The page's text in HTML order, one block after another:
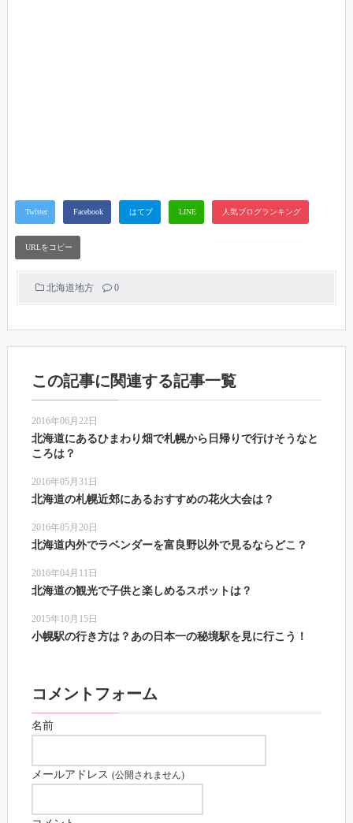
北海道地方 0
この記事に関連する記事一覧
2016年06月22日
北海道にあるひまわり畑で札幌から日帰りで行けそうなと
ころは？
2016年05月31日
北海道の札幌近郊にあるおすすめの花火大会は？
2016年05月20日
北海道内外でラベンダーを富良野以外で見るならどこ？
2016年04月11日
北海道の観光で子供と楽しめるスポットは？
2015年10月15日
小幌駅の行き方は？あの日本一の秘境駅を見に行こう！
コメントフォーム
名前
メールアドレス (公開されません)